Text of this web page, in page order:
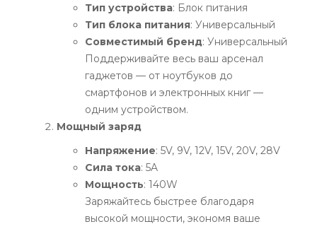
Тип устройства: Блок питания
Тип блока питания: Универсальный
Совместимый бренд: Универсальный
Поддерживайте весь ваш арсенал
гаджетов — от ноутбуков до
смартфонов и электронных книг —
одним устройством.
Мощный заряд
Напряжение: 5V, 9V, 12V, 15V, 20V, 28V
Сила тока: 5A
Мощность: 140W
Заряжайтесь быстрее благодаря
высокой мощности, экономя ваше